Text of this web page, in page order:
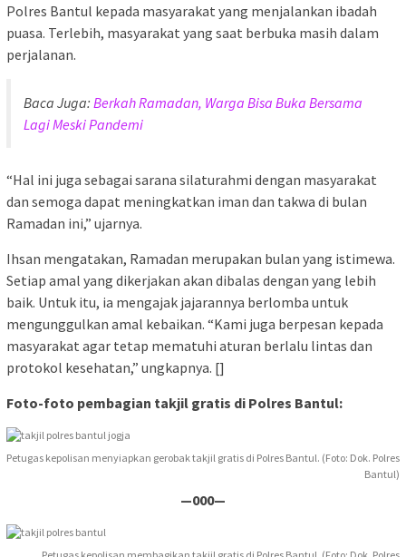
Polres Bantul kepada masyarakat yang menjalankan ibadah
puasa. Terlebih, masyarakat yang saat berbuka masih dalam
perjalanan.
Baca Juga: Berkah Ramadan, Warga Bisa Buka Bersama
Lagi Meski Pandemi
“Hal ini juga sebagai sarana silaturahmi dengan masyarakat
dan semoga dapat meningkatkan iman dan takwa di bulan
Ramadan ini,” ujarnya.
Ihsan mengatakan, Ramadan merupakan bulan yang istimewa.
Setiap amal yang dikerjakan akan dibalas dengan yang lebih
baik. Untuk itu, ia mengajak jajarannya berlomba untuk
mengunggulkan amal kebaikan. “Kami juga berpesan kepada
masyarakat agar tetap mematuhi aturan berlalu lintas dan
protokol kesehatan,” ungkapnya. []
Foto-foto pembagian takjil gratis di Polres Bantul:
Petugas kepolisan menyiapkan gerobak takjil gratis di Polres Bantul. (Foto: Dok. Polres
Bantul)
—000—